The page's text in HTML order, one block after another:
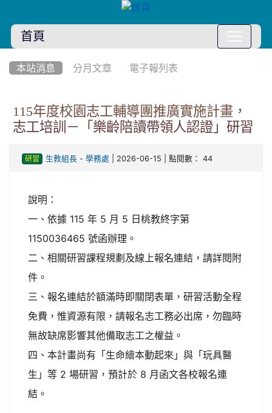
首頁
本站消息 分月文章 電子報列表
115年度校園志工輔導團推廣實施計畫，
志工培訓－「樂齡陪讀帶領人認證」研習
研習 生教組長- 學務處 | 2026-06-15 | 點閱數： 44
說明：
一、依據 115 年 5 月 5 日桃教終字第
1150036465 號函辦理。
二、相關研習課程規劃及線上報名連結，請詳閱附
件。
三、報名連結於額滿時即關閉表單，研習活動全程
免費，惟資源有限，請報名志工務必出席，勿臨時
無故缺席影響其他備取志工之權益。
四、本計畫尚有「生命繪本動起來」與「玩具醫
生」等 2 場研習，預計於 8 月函文各校報名連
結。